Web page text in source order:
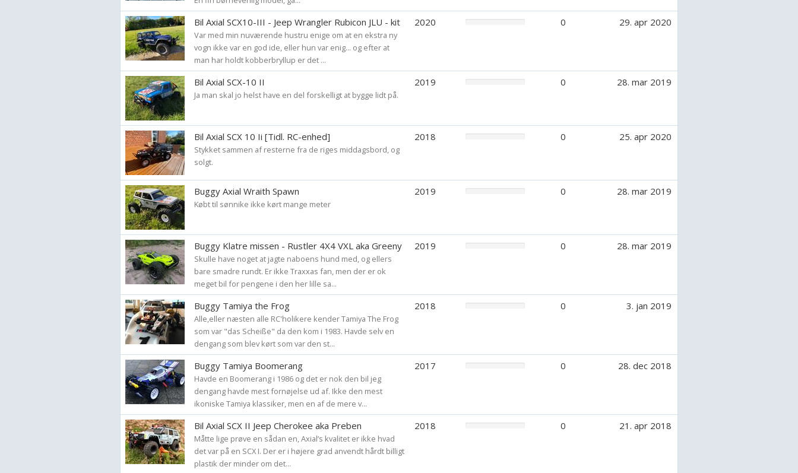
Bil Axial SCX10-III - Jeep Wrangler Rubicon JLU - kit
Var med min nuværende hustru enige om at en ekstra ny
vogn ikke var en god ide, eller hun var enig... og efter at
man har holdt kobberbryllup er det ...
2020 0 29. apr 2020
Bil Axial SCX-10 II
Ja man skal jo helst have en del forskelligt at bygge lidt på.
2019 0 28. mar 2019
Bil Axial SCX 10 Ii [Tidl. RC-enhed]
Stykket sammen af resterne fra de riges middagsbord, og
solgt.
2018 0 25. apr 2020
Buggy Axial Wraith Spawn
Købt til sønnike ikke kørt mange meter
2019 0 28. mar 2019
Buggy Klatre missen - Rustler 4X4 VXL aka Greeny
Skulle have noget at jagte naboens hund med, og ellers
bare smadre rundt. Er ikke Traxxas fan, men der er ok
meget bil for pengene i den her lille sa...
2019 0 28. mar 2019
Buggy Tamiya the Frog
Alle,eller næsten alle RC'holikere kender Tamiya The Frog
som var "das Scheiße" da den kom i 1983. Havde selv en
dengang som blev kørt som var den st...
2018 0 3. jan 2019
Buggy Tamiya Boomerang
Havde en Boomerang i 1986 og det er nok den bil jeg
dengang havde mest fornøjelse ud af. Ikke den mest
ikoniske Tamiya klassiker, men en af de mere v...
2017 0 28. dec 2018
Bil Axial SCX II Jeep Cherokee aka Preben
Måtte lige prøve en sådan en, Axial’s kvalitet er ikke hvad
det var på en SCX I. Der er i højere grad anvendt hårdt billigt
plastik der minder om det...
2018 0 21. apr 2018